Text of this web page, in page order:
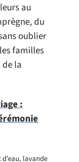
au
du
oublier
familles
la
:
lavande